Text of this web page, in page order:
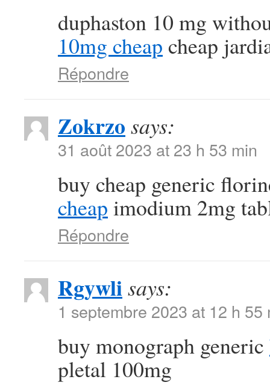
duphaston 10 mg
10mg cheap cheap
Répondre
Zokrzo says:
31 août 2023 at 23 h 53 min
buy cheap generic
cheap imodium 2mg
Répondre
Rgywlisays:
1 septembre 2023 at 12 h 55
buy monograph generic
pletal 100mg